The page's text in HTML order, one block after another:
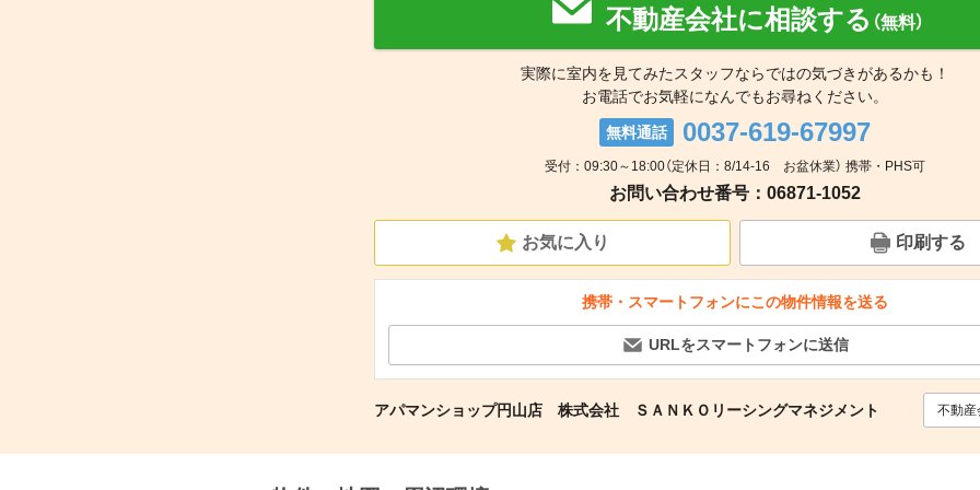
不動産会社に相談する （無料）
実際に室内を見てみたスタッフならではの気づきがあるかも！
お電話でお気軽になんでもお尋ねください。
無料通話 0037-619-67997
受付：09:30～18:00（定休日：8/14-16 お盆休業） 携帯・PHS可
お問い合わせ番号：06871-1052
お気に入り 印刷する
携帯・スマートフォンにこの物件情報を送る
URLをスマートフォンに送信
アパマンショップ円山店 株式会社 ＳＡＮＫＯリーシングマネジメント 不動産